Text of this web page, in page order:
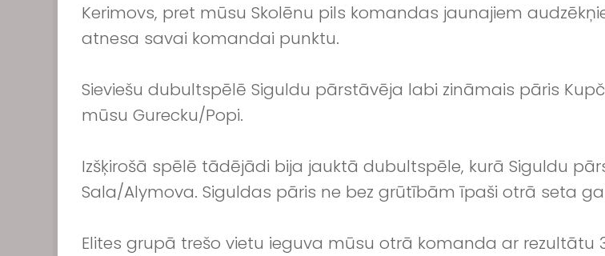
Kerimovs, pret mūsu Skolēnu pils komandas jaunajiem
atnesa savai komandai punktu.
Sieviešu dubultspēlē Siguldu pārstāvēja labi zināmais pāris
mūsu Gurecku/Popi.
Izšķirošā spēlē tādējādi bija jauktā dubultspēle, kurā Siguldu
Sala/Alymova. Siguldas pāris ne bez grūtībām īpaši otrā seta
Elites grupā trešo vietu ieguva mūsu otrā komanda ar rezultātu